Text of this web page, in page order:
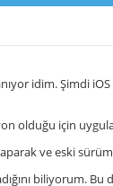
idim. Şimdi
olduğu için
ve eski
biliyorum.